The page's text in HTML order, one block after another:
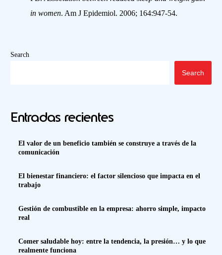
in women. Am J Epidemiol. 2006; 164:947-54.
Search
Search
Entradas recientes
El valor de un beneficio también se construye a través de la
comunicación
El bienestar financiero: el factor silencioso que impacta en el
trabajo
Gestión de combustible en la empresa: ahorro simple, impacto
real
Comer saludable hoy: entre la tendencia, la presión… y lo que
realmente funciona